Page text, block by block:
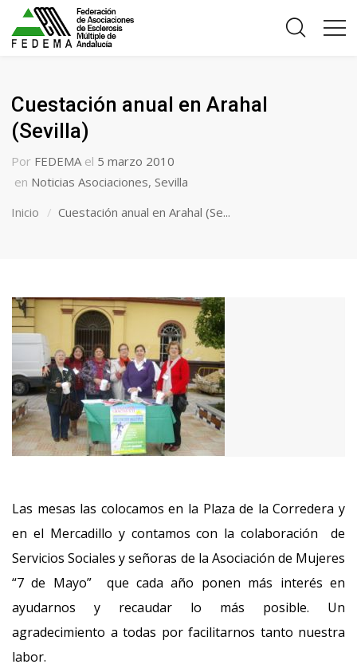
Cuestación anual en Arahal
(Sevilla)
Por FEDEMA el 5 marzo 2010
en Noticias Asociaciones,Sevilla
Inicio
Cuestación anual en Arahal (Se...
Las mesas las colocamos en la Plaza de la Corredera y
en el Mercadillo y contamos con la colaboración de
Servicios Sociales y señoras de la Asociación de Mujeres
“7 de Mayo” que cada año ponen más interés en
ayudarnos y recaudar lo más posible. Un
agradecimiento a todas por facilitarnos tanto nuestra
labor.